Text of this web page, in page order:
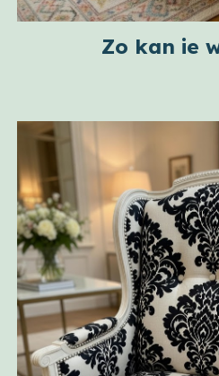
Zo kan ie